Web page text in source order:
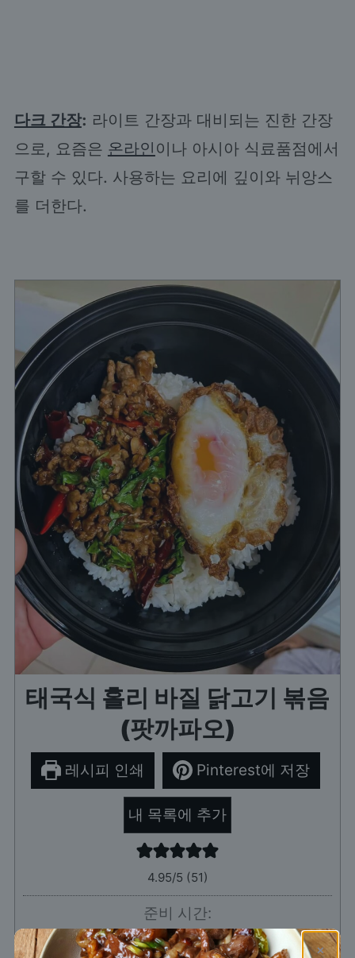
다크 간장: 라이트 간장과 대비되는 진한 간장
으로, 요즘은 온라인 이나 아시아 식료품점에서
구할 수 있다. 사용하는 요리에 깊이와 뉘앙스
를 더한다.
태국식 홀리 바질 닭고기 볶음
(팟까파오)
레시피 인쇄 Pinterest에 저장
내 목록에 추가
4.95/5 (51)
준비 시간:
5분
분
×